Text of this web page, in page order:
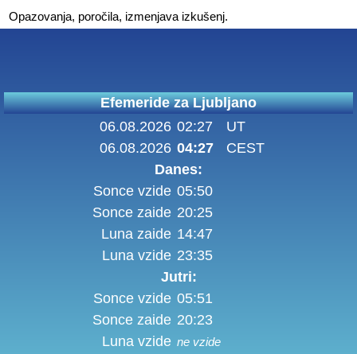
Opazovanja, poročila, izmenjava izkušenj.
Efemeride za Ljubljano
06.08.2026 02:27
UT
06.08.2026 04:27
CEST
Danes:
Sonce vzide 05:50
Sonce zaide 20:25
Luna zaide 14:47
Luna vzide 23:35
Jutri:
Sonce vzide 05:51
Sonce zaide 20:23
Luna vzide ne vzide